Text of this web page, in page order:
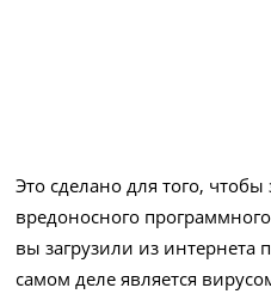
Это сделано для того,
вредоносного
вы загрузили из интернета
самом деле является